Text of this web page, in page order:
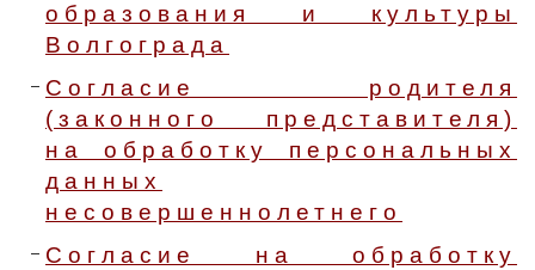
образования и культуры
Волгограда
Согласие родителя
(законного представителя)
на обработку персональных
данных
несовершеннолетнего
Согласие на обработку